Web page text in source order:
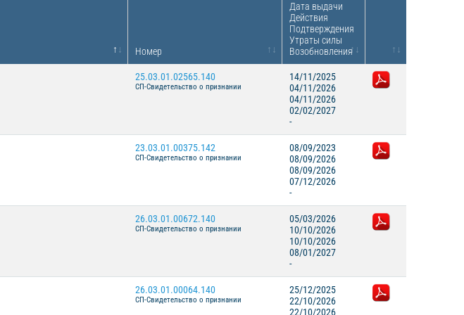
Номер
Дата выдачи
Действия
Подтверждения
Утраты силы
Возобновления
25.03.01.02565.140
СП-Свидетельство о признании
14/11/2025
04/11/2026
04/11/2026
02/02/2027
-
23.03.01.00375.142
СП-Свидетельство о признании
08/09/2023
08/09/2026
08/09/2026
07/12/2026
-
26.03.01.00672.140
СП-Свидетельство о признании
05/03/2026
10/10/2026
10/10/2026
08/01/2027
-
26.03.01.00064.140
СП-Свидетельство о признании
25/12/2025
22/10/2026
22/10/2026